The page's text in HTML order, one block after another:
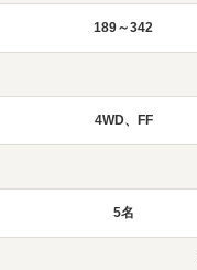
189～342
4WD、FF
5名